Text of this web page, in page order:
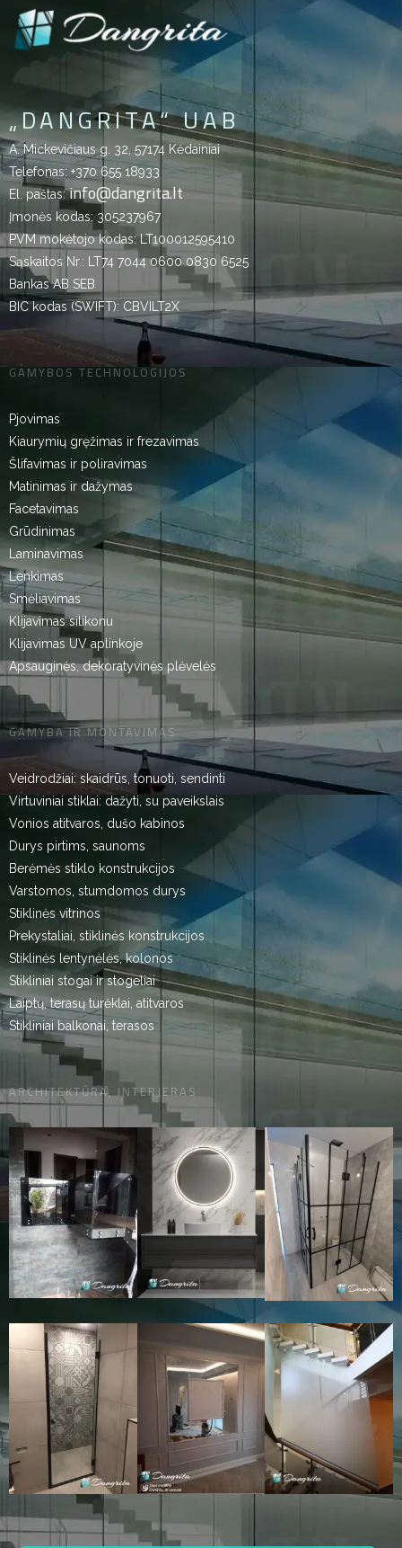
„DANGRITA“ UAB
A. Mickevičiaus g. 32, 57174 Kėdainiai
Telefonas: +370 655 18933
El. paštas:info@dangrita.lt
Įmonės kodas: 305237967
PVM mokėtojo kodas: LT100012595410
Sąskaitos Nr.: LT74 7044 0600 0830 6525
Bankas AB SEB
BIC kodas (SWIFT): CBVILT2X
GAMYBOS TECHNOLOGIJOS
Pjovimas
Kiaurymių gręžimas ir frezavimas
Šlifavimas ir poliravimas
Matinimas ir dažymas
Facetavimas
Grūdinimas
Laminavimas
Lenkimas
Smėliavimas
Klijavimas silikonu
Klijavimas UV aplinkoje
Apsauginės, dekoratyvinės plėvelės
GAMYBA IR MONTAVIMAS
Veidrodžiai: skaidrūs, tonuoti, sendinti
Virtuviniai stiklai: dažyti, su paveikslais
Vonios atitvaros, dušo kabinos
Durys pirtims, saunoms
Berėmės stiklo konstrukcijos
Varstomos, stumdomos durys
Stiklinės vitrinos
Prekystaliai, stiklinės konstrukcijos
Stiklinės lentynėlės, kolonos
Stikliniai stogai ir stogeliai
Laiptų, terasų turėklai, atitvaros
Stikliniai balkonai, terasos
ARCHITEKTŪRA, INTERJERAS